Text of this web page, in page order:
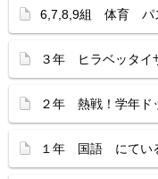
6,7,8,9組 体育 パ
３年 ヒラベッタイ
２年 熱戦！学年ド
１年 国語 にてい